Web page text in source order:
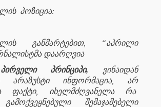
პოზიცია:
განმარტებით, “აპრილი
დაარღვია
პრინციპი,
ვინაიდან
არაზუსტი ინფორმაცია, არ
ფაქტი, იხელმძღვანელა რა
შემაჯამებელი